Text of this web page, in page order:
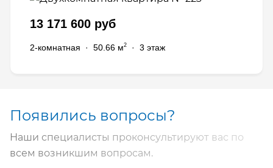
13 171 600 руб
2-комнатная · 50.66 м2 · 3 этаж
Появились вопросы?
Наши специалисты проконсультируют вас по
всем возникшим вопросам.